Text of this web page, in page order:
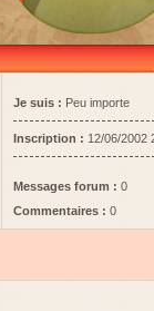
Je suis : Peu importe
Inscription : 12/06/2002
Messages forum : 0
Commentaires : 0